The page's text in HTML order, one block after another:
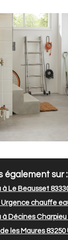
également sur :
Le Beausset
Urgence chauffe
Décines Charpieu
les Maures 83250